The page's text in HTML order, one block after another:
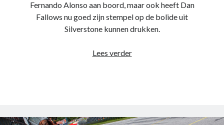
Fernando Alonso aan boord, maar ook heeft Dan
Fallows nu goed zijn stempel op de bolide uit
Silverstone kunnen drukken.
Lees verderHet